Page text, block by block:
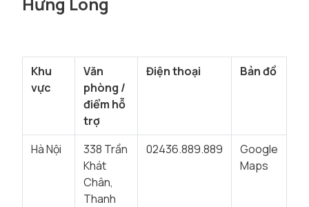
Khu
vực
Văn
phòng /
điểm hỗ
trợ
Điện thoại Bản đồ
Hà Nội
338 Trần
Khát
Chân,
Thanh
02436.889.889
Google
Maps